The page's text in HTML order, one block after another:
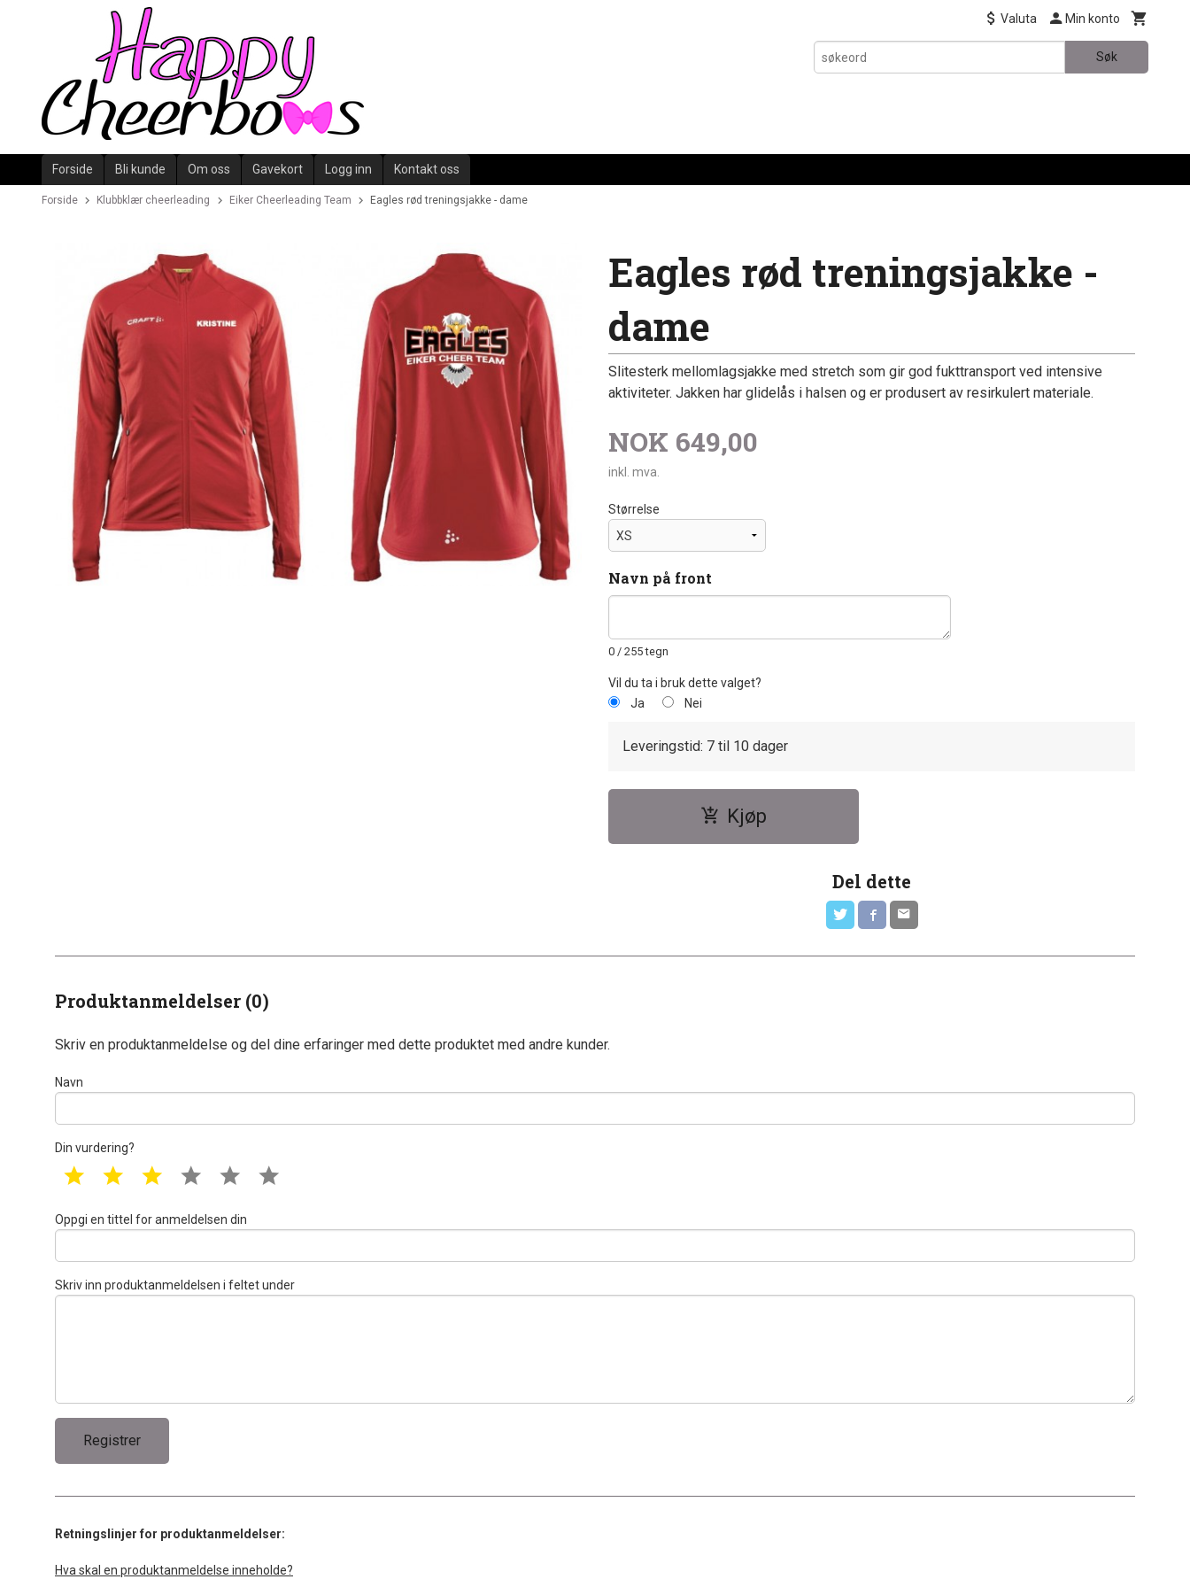
Valuta Min konto
Søk
Forside Bli kunde Om oss Gavekort Logg inn Kontakt oss
Forside Klubbklær cheerleading Eiker Cheerleading Team Eagles rød treningsjakke - dame
Eagles rød treningsjakke -
dame
Slitesterk mellomlagsjakke med stretch som gir god fukttransport ved intensive
aktiviteter. Jakken har glidelås i halsen og er produsert av resirkulert materiale.
NOK 649,00
inkl. mva.
Størrelse
Navn på front
0 / 255 tegn
Vil du ta i bruk dette valget?
Ja
Nei
Leveringstid: 7 til 10 dager
Kjøp
Del dette
Produktanmeldelser (0)
Skriv en produktanmeldelse og del dine erfaringer med dette produktet med andre kunder.
Navn
Din vurdering?
1 star 2 star 3 star 4 star 5 star
Oppgi en tittel for anmeldelsen din
Skriv inn produktanmeldelsen i feltet under
Retningslinjer for produktanmeldelser:
Hva skal en produktanmeldelse inneholde?